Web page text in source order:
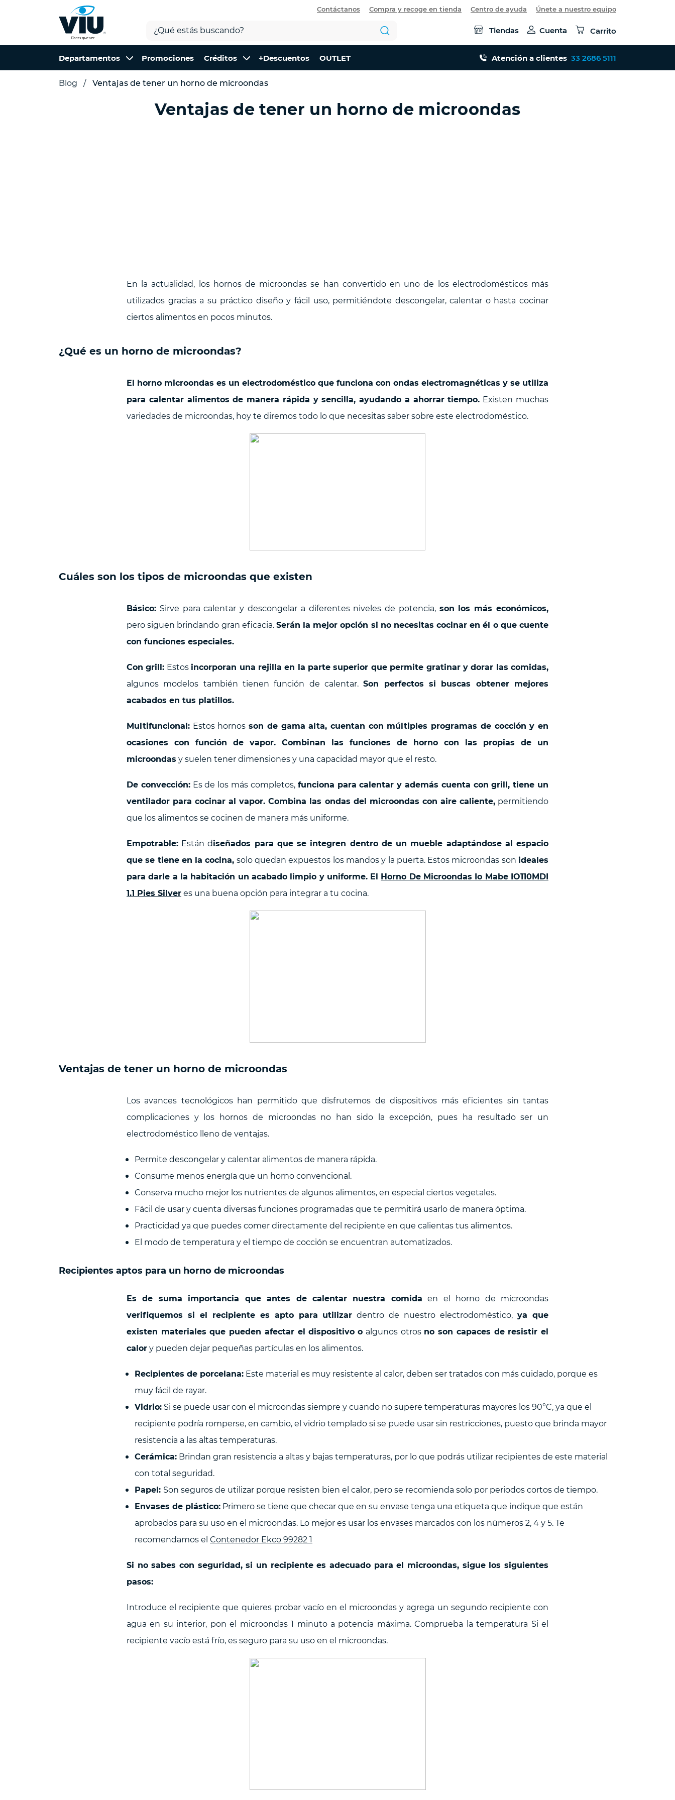
Contáctanos Compra y recoge en tienda Centro de ayuda Únete a nuestro equipo
Tiendas Cuenta Carrito
Departamentos Promociones Créditos +Descuentos OUTLET Atención a clientes 33 2686 5111
Blog Ventajas de tener un horno de microondas
Ventajas de tener un horno de microondas
En la actualidad, los hornos de microondas se han convertido en uno de los electrodomésticos más
utilizados gracias a su práctico diseño y fácil uso, permitiéndote descongelar, calentar o hasta cocinar
ciertos alimentos en pocos minutos.
¿Qué es un horno de microondas?
El horno microondas es un electrodoméstico que funciona con ondas electromagnéticas y se utiliza
para calentar alimentos de manera rápida y sencilla, ayudando a ahorrar tiempo. Existen muchas
variedades de microondas, hoy te diremos todo lo que necesitas saber sobre este electrodoméstico.
Cuáles son los tipos de microondas que existen
Básico: Sirve para calentar y descongelar a diferentes niveles de potencia, son los más económicos,
pero siguen brindando gran eficacia. Serán la mejor opción si no necesitas cocinar en él o que cuente
con funciones especiales.
Con grill: Estos incorporan una rejilla en la parte superior que permite gratinar y dorar las comidas,
algunos modelos también tienen función de calentar.Son perfectos si buscas obtener mejores
acabados en tus platillos.
Multifuncional: Estos hornosson de gama alta, cuentan con múltiples programas de cocción y en
ocasiones con función de vapor. Combinan las funciones de horno con las propias de un
microondas y suelen tener dimensiones y una capacidad mayor que el resto.
De convección:Es de los más completos, funciona para calentar y además cuenta con grill, tiene un
ventilador para cocinar al vapor. Combina las ondas del microondas con aire caliente,permitiendo
que los alimentos se cocinen de manera más uniforme.
Empotrable: Están diseñados para que se integren dentro de un mueble adaptándose al espacio
que se tiene en la cocina, solo quedan expuestos los mandos y la puerta. Estos microondas son ideales
para darle a la habitación un acabado limpio y uniforme. El Horno De Microondas Io Mabe IO110MDI
1.1 Pies Silver es una buena opción para integrar a tu cocina.
Ventajas de tener un horno de microondas
Los avances tecnológicos han permitido que disfrutemos de dispositivos más eficientes sin tantas
complicaciones y los hornos de microondas no han sido la excepción, pues ha resultado ser un
electrodoméstico lleno de ventajas.
Permite descongelar y calentar alimentos de manera rápida.
Consume menos energía que un horno convencional.
Conserva mucho mejor los nutrientes de algunos alimentos, en especial ciertos vegetales.
Fácil de usar y cuenta diversas funciones programadas que te permitirá usarlo de manera óptima.
Practicidad ya que puedes comer directamente del recipiente en que calientas tus alimentos.
El modo de temperatura y el tiempo de cocción se encuentran automatizados.
Recipientes aptos para un horno de microondas
Es de suma importancia que antes de calentar nuestra comida en el horno de microondas
verifiquemos si el recipiente es apto para utilizar dentro de nuestro electrodoméstico,ya que
existen materiales que pueden afectar el dispositivo o algunos otros no son capaces de resistir el
calor y pueden dejar pequeñas partículas en los alimentos.
Recipientes de porcelana: Este material es muy resistente al calor, deben ser tratados con más cuidado, porque es
muy fácil de rayar.
Vidrio: Si se puede usar con el microondas siempre y cuando no supere temperaturas mayores los 90°C, ya que el
recipiente podría romperse, en cambio, el vidrio templado si se puede usar sin restricciones, puesto que brinda mayor
resistencia a las altas temperaturas.
Cerámica: Brindan gran resistencia a altas y bajas temperaturas, por lo que podrás utilizar recipientes de este material
con total seguridad.
Papel: Son seguros de utilizar porque resisten bien el calor, pero se recomienda solo por periodos cortos de tiempo.
Envases de plástico: Primero se tiene que checar que en su envase tenga una etiqueta que indique que están
aprobados para su uso en el microondas. Lo mejor es usar los envases marcados con los números 2, 4 y 5. Te
recomendamos el Contenedor Ekco 99282 1
Si no sabes con seguridad, si un recipiente es adecuado para el microondas, sigue los siguientes
pasos:
Introduce el recipiente que quieres probar vacío en el microondas y agrega un segundo recipiente con
agua en su interior, pon el microondas 1 minuto a potencia máxima. Comprueba la temperatura Si el
recipiente vacío está frío, es seguro para su uso en el microondas.